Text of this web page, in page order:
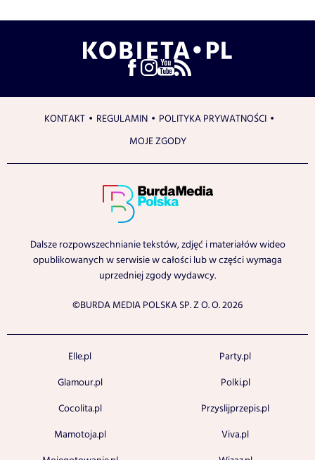
KONTAKT REGULAMIN
POLITYKA PRYWATNOŚCI
MOJE ZGODY
Dalsze rozpowszechnianie tekstów, zdjęć i materiałów wideo
opublikowanych w serwisie w całości lub w części wymaga
uprzedniej zgody wydawcy.
©BURDA MEDIA POLSKA SP. Z O. O. 2026
Elle.pl
Glamour.pl
Cocolita.pl
Mamotoja.pl
Party.pl
Polki.pl
Przyslijprzepis.pl
Viva.pl